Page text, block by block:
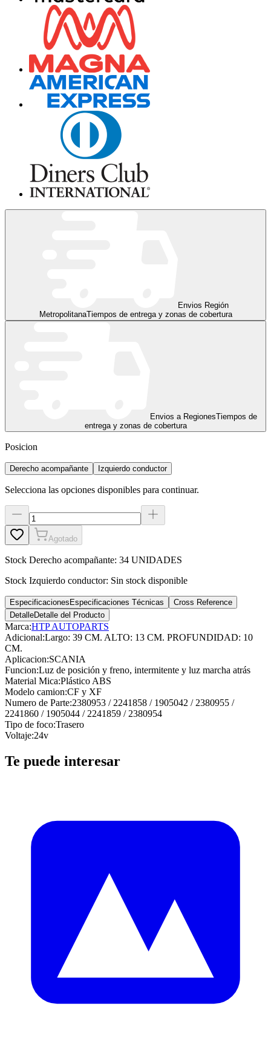
Envios Región
MetropolitanaTiempos de entrega y zonas de cobertura
Envios a RegionesTiempos de
entrega y zonas de cobertura
Posicion
Derecho acompañante Izquierdo conductor
Selecciona las opciones disponibles para continuar.
Agotado
Stock Derecho acompañante: 34 UNIDADES
Stock Izquierdo conductor: Sin stock disponible
Especificaciones Especificaciones Técnicas
Cross Reference
DetalleDetalle del Producto
Marca:HTP AUTOPARTS
Adicional:Largo: 39 CM. ALTO: 13 CM. PROFUNDIDAD: 10
CM.
Aplicacion:SCANIA
Funcion:Luz de posición y freno, intermitente y luz marcha atrás
Material Mica:Plástico ABS
Modelo camion:CF y XF
Numero de Parte:2380953 / 2241858 / 1905042 / 2380955 /
2241860 / 1905044 / 2241859 / 2380954
Tipo de foco:Trasero
Voltaje:24v
Te puede interesar